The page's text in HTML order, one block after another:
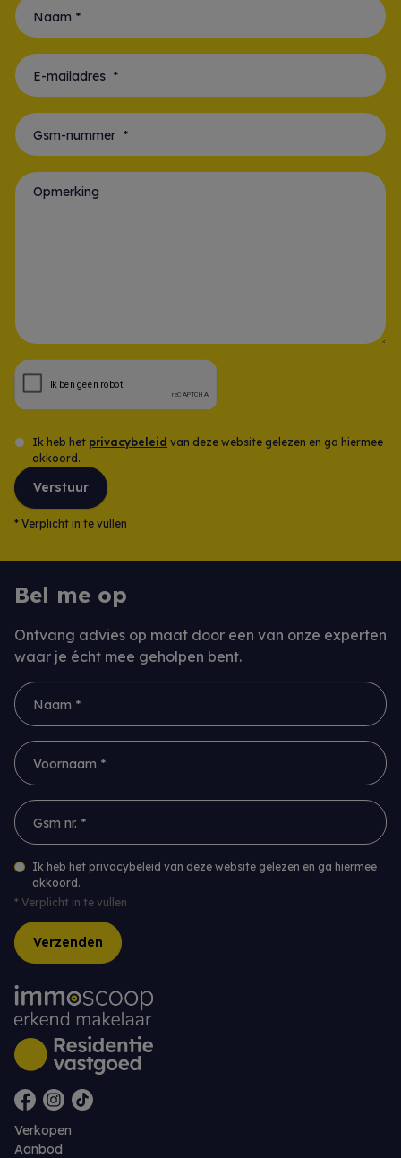
Ik heb het privacybeleid van deze website gelezen en ga hiermee
akkoord.
Verstuur
* Verplicht in te vullen
Bel me op
Ontvang advies op maat door een van onze experten
waar je écht mee geholpen bent.
Naam *
Voornaam *
Gsm nr. *
Ik heb het privacybeleid van deze website gelezen en ga hiermee
akkoord.
* Verplicht in te vullen
Verzenden
Verkopen
Aanbod